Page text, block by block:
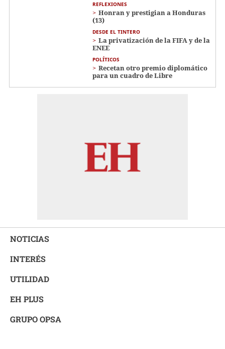
REFLEXIONES
Honran y prestigian a Honduras
(13)
DESDE EL TINTERO
La privatización de la FIFA y de la
ENEE
POLÍTICOS
Recetan otro premio diplomático
para un cuadro de Libre
NOTICIAS
INTERÉS
UTILIDAD
EH PLUS
GRUPO OPSA